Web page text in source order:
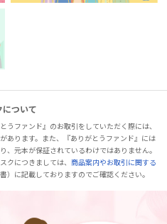
ついて
ファンド』のお取引をしていただく際には、
あります。また、『ありがとうファンド』には
、元本が保証されているわけではありません。
クにつきましては、商品案内やお取引に関する
）に記載しておりますのでご確認ください。